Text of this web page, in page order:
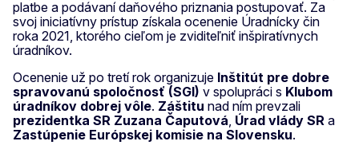
platbe a podávaní daňového priznania postupovať. Za
svoj iniciatívny prístup získala ocenenie Úradnícky čin
roka 2021, ktorého cieľom je zviditeľniť inšpiratívnych
úradníkov.
Ocenenie už po tretí rok organizuje Inštitút pre dobre
spravovanú spoločnosť (SGI) v spolupráci s Klubom
úradníkov dobrej vôle. Záštitu nad ním prevzali
prezidentka SR Zuzana Čaputová, Úrad vlády SR a
Zastúpenie Európskej komisie na Slovensku.